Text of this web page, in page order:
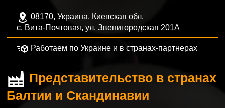
08170, Украина, Киевская обл.
с. Вита-Почтовая, ул. Звенигородская 201А
Работаем по Украине и в странах-партнерах
Представительство в странах
Балтии и Скандинавии